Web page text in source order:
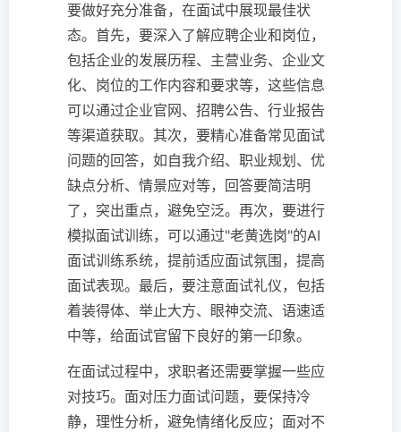
要做好充分准备，在面试中展现最佳状
态。首先，要深入了解应聘企业和岗位，
包括企业的发展历程、主营业务、企业文
化、岗位的工作内容和要求等，这些信息
可以通过企业官网、招聘公告、行业报告
等渠道获取。其次，要精心准备常见面试
问题的回答，如自我介绍、职业规划、优
缺点分析、情景应对等，回答要简洁明
了，突出重点，避免空泛。再次，要进行
模拟面试训练，可以通过"老黄选岗"的AI
面试训练系统，提前适应面试氛围，提高
面试表现。最后，要注意面试礼仪，包括
着装得体、举止大方、眼神交流、语速适
中等，给面试官留下良好的第一印象。
在面试过程中，求职者还需要掌握一些应
对技巧。面对压力面试问题，要保持冷
静，理性分析，避免情绪化反应；面对不